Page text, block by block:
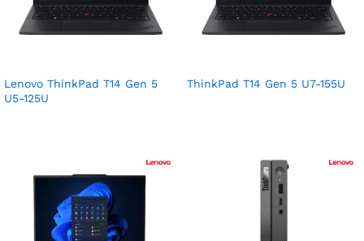
Lenovo ThinkPad T14 Gen 5
U5-125U
ThinkPad T14 Gen 5 U7-155U